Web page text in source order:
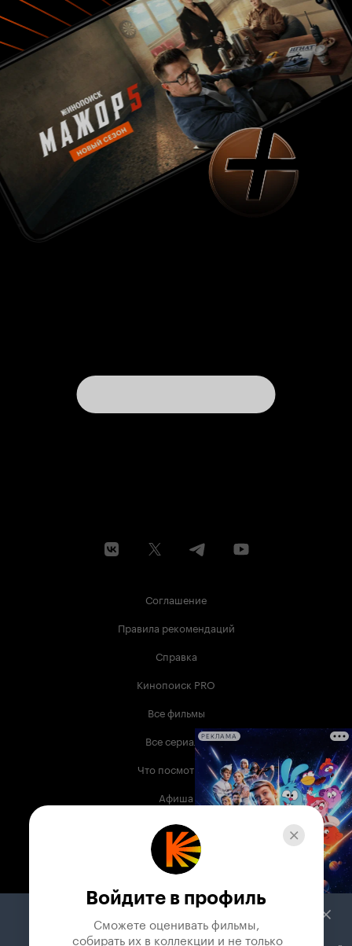
Соглашение
Правила рекомендаций
Справка
Кинопоиск PRO
Все фильмы
Все сериалы
Что посмотреть
Афиша
Музыка
Телепрограмма
Служба поддержки
РЕКЛАМА
Войдите в профиль
Сможете оценивать фильмы,
собирать их в коллекции и не только